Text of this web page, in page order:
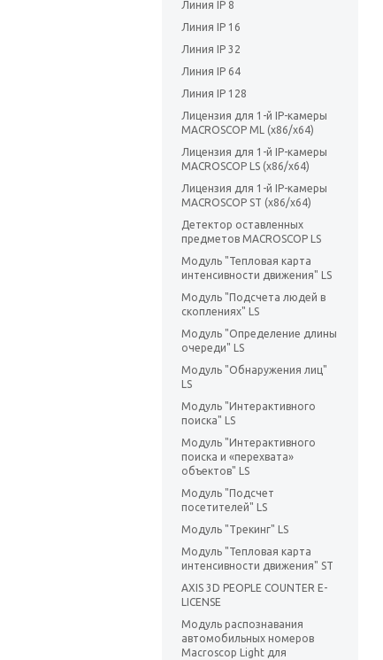
Линия IP 8
Линия IP 16
Линия IP 32
Линия IP 64
Линия IP 128
Лицензия для 1-й IP-камеры
MACROSCOP ML (х86/x64)
Лицензия для 1-й IP-камеры
MACROSCOP LS (х86/x64)
Лицензия для 1-й IP-камеры
MACROSCOP ST (х86/x64)
Детектор оставленных
предметов MACROSCOP LS
Модуль "Тепловая карта
интенсивности движения" LS
Модуль "Подсчета людей в
скоплениях" LS
Модуль "Определение длины
очереди" LS
Модуль "Обнаружения лиц"
LS
Модуль "Интерактивного
поиска" LS
Модуль "Интерактивного
поиска и «перехвата»
объектов" LS
Модуль "Подсчет
посетителей" LS
Модуль "Трекинг" LS
Модуль "Тепловая карта
интенсивности движения" ST
AXIS 3D PEOPLE COUNTER E-
LICENSE
Модуль распознавания
автомобильных номеров
Macroscop Light для